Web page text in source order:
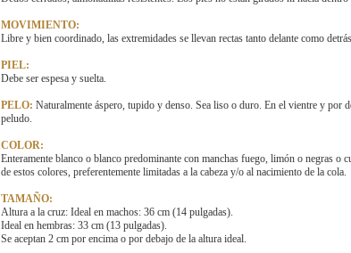
MOVIMIENTO:
Libre y bien coordinado, las extremidades se llevan rectas tanto delante como
PIEL:
Debe ser espesa y suelta.
PELO: Naturalmente áspero, tupido y denso. Sea liso o duro. En el vientre y por
peludo.
COLOR:
Enteramente blanco o blanco predominante con manchas fuego, limón o negras o
de estos colores, preferentemente limitadas a la cabeza y/o al nacimiento de la cola.
TAMAÑO:
Altura a la cruz: Ideal en machos: 36 cm (14 pulgadas).
Ideal en hembras: 33 cm (13 pulgadas).
Se aceptan 2 cm por encima o por debajo de la altura ideal.